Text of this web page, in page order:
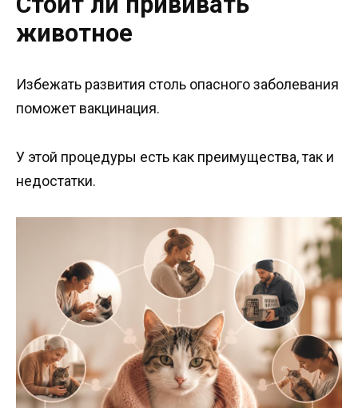
животное
Избежать развития столь опасного заболевания
поможет вакцинация.
У этой процедуры есть как преимущества, так и
недостатки.